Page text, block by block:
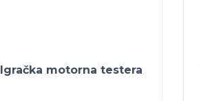
Igračka motorna testera